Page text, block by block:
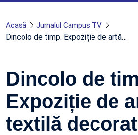
Acasă Jurnalul Campus TV
Dincolo de timp. Expoziție de artă…
Dincolo de
Expoziție de
textilă